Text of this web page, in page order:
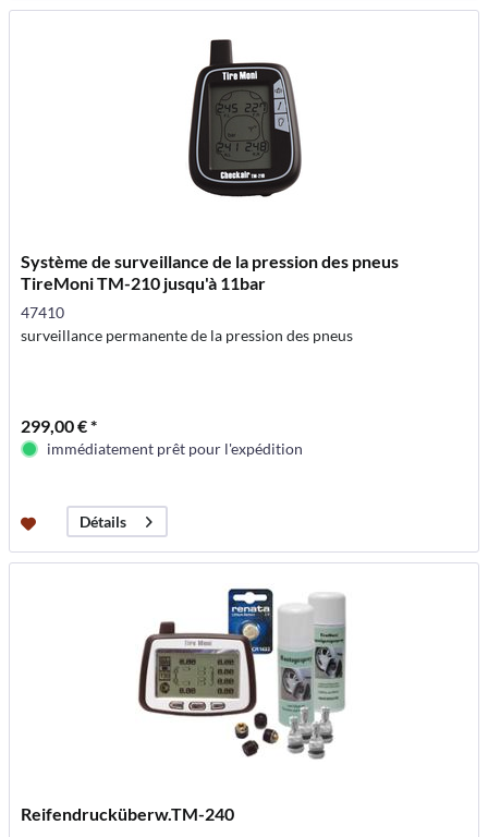
Système de surveillance de la pression des pneus
TireMoni TM-210 jusqu'à 11bar
47410
surveillance permanente de la pression des pneus
299,00 € *
immédiatement prêt pour l'expédition
Détails
Reifendrucküberw.TM-240